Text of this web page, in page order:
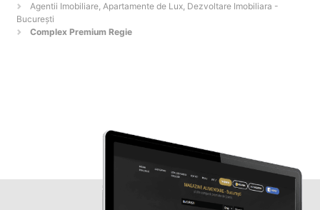
Agentii Imobiliare, Apartamente de Lux, Dezvoltare Imobiliara -
Bucureşti
Complex Premium Regie